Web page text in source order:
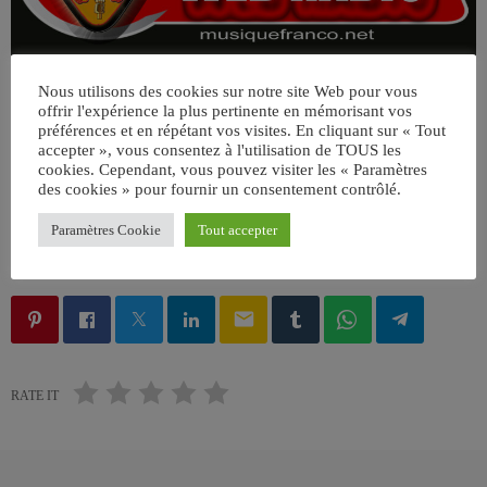
email
RATE IT
Nous utilisons des cookies sur notre site Web pour vous
offrir l'expérience la plus pertinente en mémorisant vos
préférences et en répétant vos visites. En cliquant sur « Tout
accepter », vous consentez à l'utilisation de TOUS les
cookies. Cependant, vous pouvez visiter les « Paramètres
des cookies » pour fournir un consentement contrôlé.
Paramètres Cookie Tout accepter